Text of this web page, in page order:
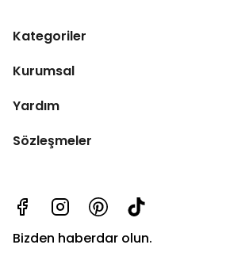
Kategoriler
Kurumsal
Yardım
Sözleşmeler
Bizden haberdar olun.